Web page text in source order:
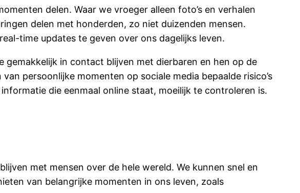
delen. Waar we vroeger alleen foto’s en verhalen
delen met honderden, zo niet duizenden mensen.
time updates te geven over ons dagelijks leven.
in contact blijven met dierbaren en hen op de
persoonlijke momenten op sociale media bepaalde risico’s
die eenmaal online staat, moeilijk te controleren is.
met mensen over de hele wereld. We kunnen snel en
van belangrijke momenten in ons leven, zoals